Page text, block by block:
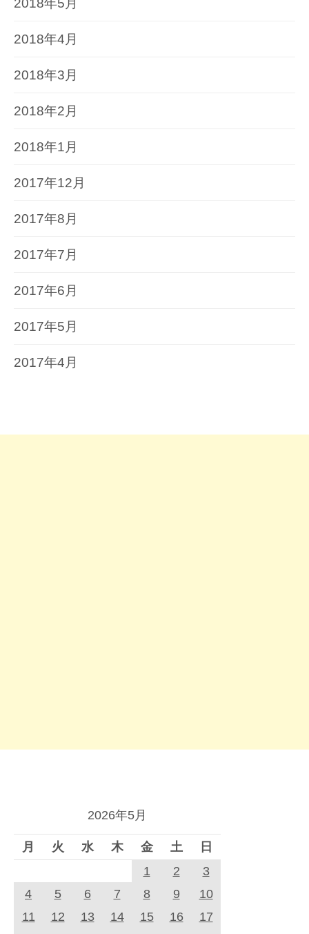
2018年5月
2018年4月
2018年3月
2018年2月
2018年1月
2017年12月
2017年8月
2017年7月
2017年6月
2017年5月
2017年4月
2026年5月
月 火 水 木 金 土
日
1
2
3
4
5 6 7 8 9
10
11
12 13 14 15 16
17